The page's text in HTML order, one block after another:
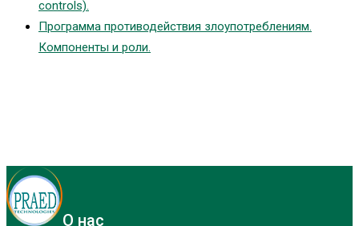
controls).
Программа противодействия злоупотреблениям.
Компоненты и роли.
О нас